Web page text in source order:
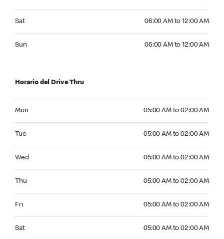
Sat 06:00 AM to 12:00 AM
Sun 06:00 AM to 12:00 AM
Horario del Drive Thru
Mon 05:00 AM to 02:00 AM
Tue 05:00 AM to 02:00 AM
Wed 05:00 AM to 02:00 AM
Thu 05:00 AM to 02:00 AM
Fri 05:00 AM to 02:00 AM
Sat 05:00 AM to 02:00 AM